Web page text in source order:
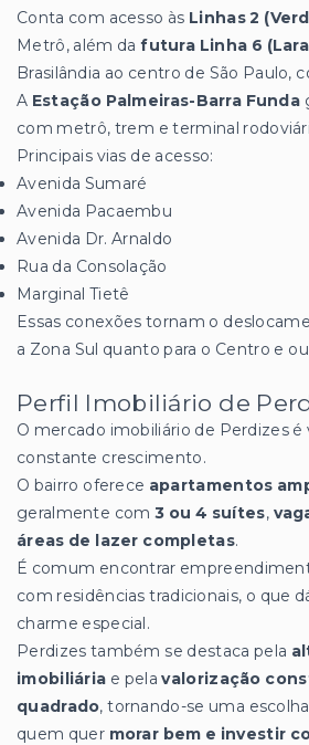
Conta com acesso às Linhas 2
Metrô, além dafutura Linha 6
Brasilândia ao centro de São Paulo,
A Estação Palmeiras-Barra Funda
com metrô, trem e terminal
Principais vias de acesso:
Avenida Sumaré
Avenida Pacaembu
Avenida Dr. Arnaldo
Rua da Consolação
Marginal Tietê
Essas conexões tornam o
a Zona Sul quanto para o Centro e
Perfil Imobiliário de
O mercado imobiliário de Perdizes é
constante crescimento.
O bairro oferece apartamentos
geralmente com3 ou 4 suítes,
áreas de lazer completas.
É comum encontrar
com residências tradicionais, o que
charme especial.
Perdizes também se destaca pela
imobiliária e pelavalorização
quadrado, tornando-se uma
quem quer morar bem e investir